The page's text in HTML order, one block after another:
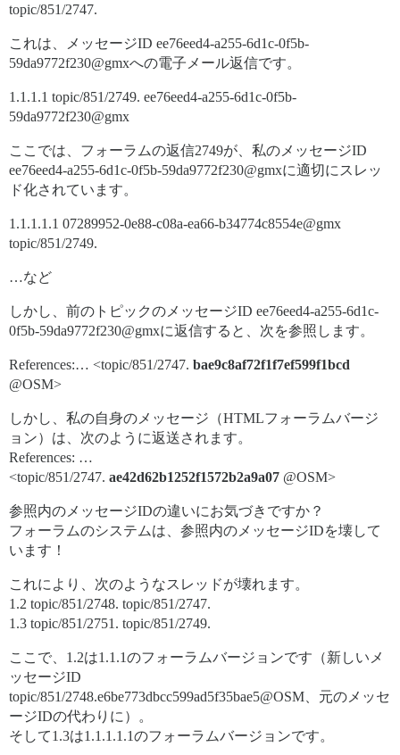
topic/851/2747.
これは、メッセージID ee76eed4-a255-6d1c-0f5b-
59da9772f230@gmxへの電子メール返信です。
1.1.1.1 topic/851/2749. ee76eed4-a255-6d1c-0f5b-
59da9772f230@gmx
ここでは、フォーラムの返信2749が、私のメッセージID
ee76eed4-a255-6d1c-0f5b-59da9772f230@gmxに適切にスレッ
ド化されています。
1.1.1.1.1 07289952-0e88-c08a-ea66-b34774c8554e@gmx
topic/851/2749.
…など
しかし、前のトピックのメッセージID ee76eed4-a255-6d1c-
0f5b-59da9772f230@gmxに返信すると、次を参照します。
References:… <topic/851/2747. bae9c8af72f1f7ef599f1bcd
@OSM>
しかし、私の自身のメッセージ（HTMLフォーラムバージ
ョン）は、次のように返送されます。
References: …
<topic/851/2747. ae42d62b1252f1572b2a9a07 @OSM>
参照内のメッセージIDの違いにお気づきですか？
フォーラムのシステムは、参照内のメッセージIDを壊して
います！
これにより、次のようなスレッドが壊れます。
1.2 topic/851/2748. topic/851/2747.
1.3 topic/851/2751. topic/851/2749.
ここで、1.2は1.1.1のフォーラムバージョンです（新しいメ
ッセージID
topic/851/2748.e6be773dbcc599ad5f35bae5@OSM、元のメッセ
ージIDの代わりに）。
そして1.3は1.1.1.1.1のフォーラムバージョンです。